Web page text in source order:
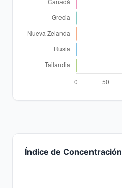
Índice de Concentración